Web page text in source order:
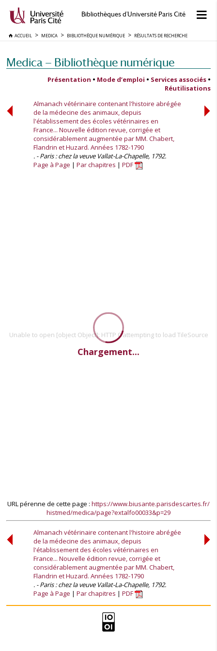
Bibliothèques d'Université Paris Cité
ACCUEIL MEDICA BIBLIOTHÈQUE NUMÉRIQUE RÉSULTATS DE RECHERCHE
Medica — Bibliothèque numérique
Présentation • Mode d’emploi • Services associés •
Réutilisations
Almanach vétérinaire contenant l'histoire abrégée
de la médecine des animaux, depuis
l'établissement des écoles vétérinaires en
France... Nouvelle édition revue, corrigée et
considérablement augmentée par MM. Chabert,
Flandrin et Huzard. Années 1782-1790
. - Paris : chez la veuve Vallat-La-Chapelle, 1792.
Page à Page
Par chapitres PDF
Unable to open [object Object]: HTTP 0 attempting to load TileSource
Chargement...
URL pérenne de cette page : https://www.biusante.parisdescartes.fr/
histmed/medica/page?extalfo00033&p=29
Almanach vétérinaire contenant l'histoire abrégée
de la médecine des animaux, depuis
l'établissement des écoles vétérinaires en
France... Nouvelle édition revue, corrigée et
considérablement augmentée par MM. Chabert,
Flandrin et Huzard. Années 1782-1790
. - Paris : chez la veuve Vallat-La-Chapelle, 1792.
Page à Page
Par chapitres PDF